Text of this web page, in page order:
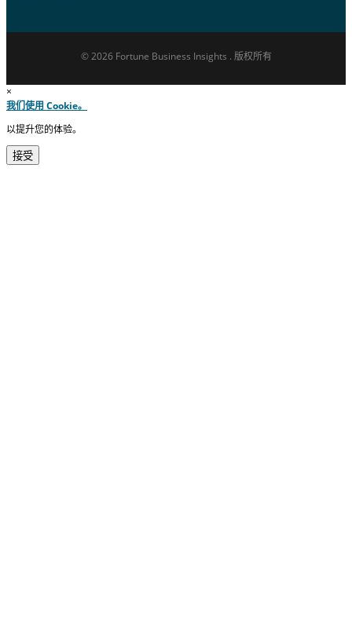
© 2026 Fortune Business Insights . 版权所有
×
我们使用 Cookie。
以提升您的体验。
接受